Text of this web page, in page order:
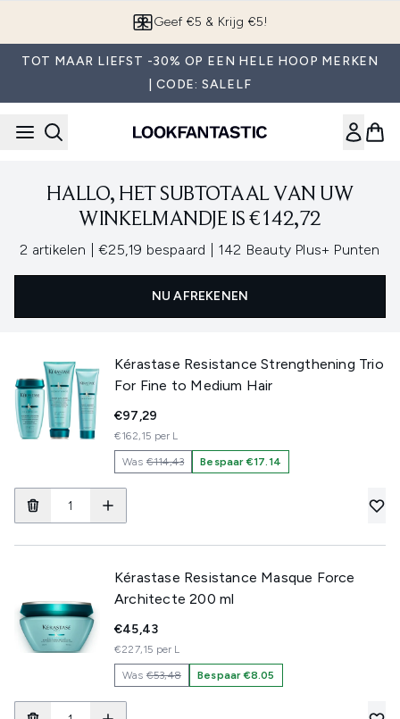
Geef €5 & Krijg €5!
TOT MAAR LIEFST -30% OP EEN HELE HOOP MERKEN
| CODE: SALELF
HALLO, HET SUBTOTAAL VAN UW
WINKELMANDJE IS €142,72
2 artikelen , €25,19 bespaard 142 Beauty Plus+ Punten
NU AFREKENEN
Kérastase Resistance Strengthening Trio
For Fine to Medium Hair
€97,29
€162,15 per L
Was€114,43 Bespaar €17.14
Kérastase Resistance Masque Force
Architecte 200 ml
€45,43
€227,15 per L
Was€53,48 Bespaar €8.05